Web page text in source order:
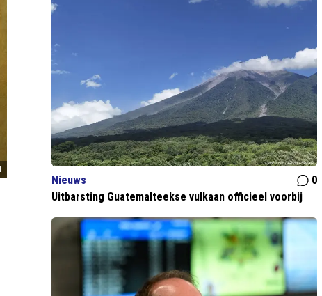
Nieuws
0
Uitbarsting Guatemalteekse vulkaan officieel voorbij